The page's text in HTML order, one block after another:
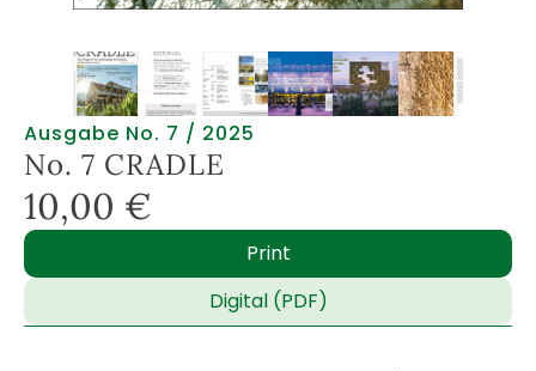
Ausgabe No. 7 / 2025
No. 7 CRADLE
10,00 €
Print
Digital (PDF)